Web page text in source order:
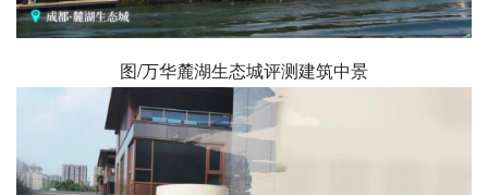
图/万华麓湖生态城评测建筑中景